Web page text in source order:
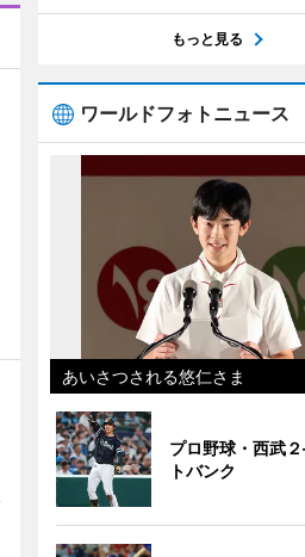
もっと見る
ワールドフォトニュース
あいさつされる悠仁さま
プロ野球・西武
トバンク